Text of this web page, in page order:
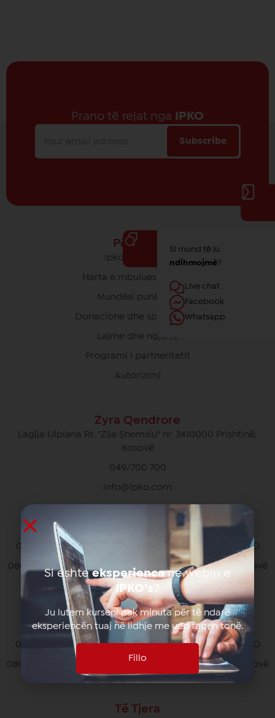
Prano të rejat nga IPKO
Subscribe
Për IPKO
Ipko - Rrethi yt
Harta e mbulueshmërisë
Mundësi punësimi
Donacione dhe sponsorime
Lajme dhe ngjarje
Programi i partneritetit
Autorizimi
Zyra Qendrore
Lagjja Ulpiana Rr. "Zija Shemsiu" nr. 3410000 Prishtinë,
Kosovë
049/700 700
info@ipko.com
Kujdesi Ndaj Klientëve Privat
049/700 700 pa pagesë për thirrjet brenda rrjetit IPKO
080070070 pa pagesë nga të gjithë operatorët në Kosovë
*770# për thirrjet nga roaming
Kujdesi Ndaj Klientëve të Biznesit
049/700 900 pa pagesë për thirrjet brenda rrjetit IPKO
080070000 pa pagesë nga të gjithë operatorët në Kosovë
Të Tjera
Si mund të ju
ndihmojmë?
Live chat
Facebook
Whatsapp
Si eshteeksperiencane webin e
IPKO’s?
Ju lutem kurseni pak minuta për të ndarë
eksperiencën tuaj në lidhje me ueb faqen tonë.
Fillo